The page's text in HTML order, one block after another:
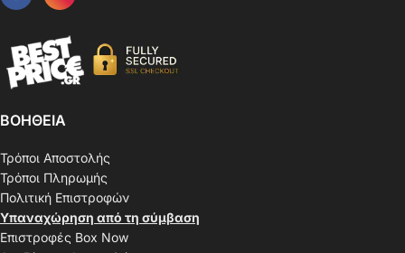
ΒΟΗΘΕΙΑ
Τρόποι Αποστολής
Τρόποι Πληρωμής
Πολιτική Επιστροφών
Υπαναχώρηση από τη σύμβαση
Επιστροφές Box Now